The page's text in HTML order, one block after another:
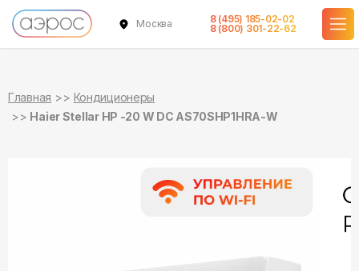
Москва
8 (495) 185-02-02
8 (800) 301-22-62
Главная
Кондиционеры
Haier Stellar HP -20 W DC AS70SHP1HRA-W
в наличии
в наличии